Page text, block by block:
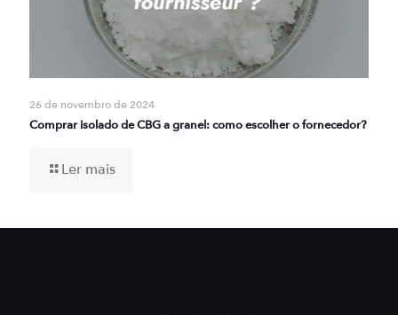
26 de novembro de 2024
Comprar isolado de CBG a granel: como escolher o fornecedor?
Ler mais